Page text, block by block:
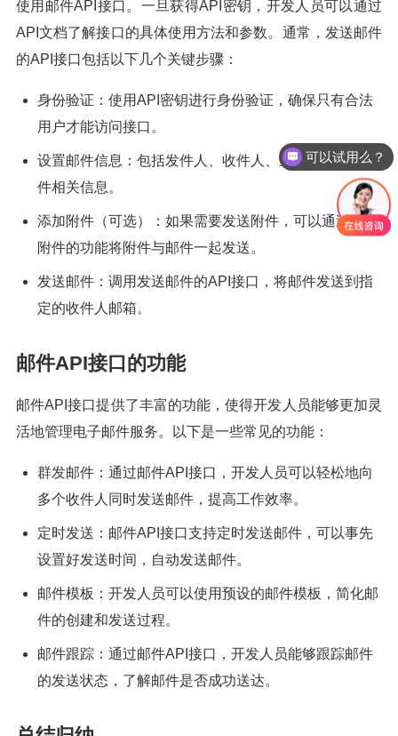
使用邮件API接口。一旦获得API密钥，开发人员可以通过
API文档了解接口的具体使用方法和参数。通常，发送邮件
的API接口包括以下几个关键步骤：
身份验证：使用API密钥进行身份验证，确保只有合法
用户才能访问接口。
设置邮件信息：包括发件人、收件人、主题、正文等邮
件相关信息。
添加附件（可选）：如果需要发送附件，可以通过添加
附件的功能将附件与邮件一起发送。
发送邮件：调用发送邮件的API接口，将邮件发送到指
定的收件人邮箱。
邮件API接口的功能
邮件API接口提供了丰富的功能，使得开发人员能够更加灵
活地管理电子邮件服务。以下是一些常见的功能：
群发邮件：通过邮件API接口，开发人员可以轻松地向
多个收件人同时发送邮件，提高工作效率。
定时发送：邮件API接口支持定时发送邮件，可以事先
设置好发送时间，自动发送邮件。
邮件模板：开发人员可以使用预设的邮件模板，简化邮
件的创建和发送过程。
邮件跟踪：通过邮件API接口，开发人员能够跟踪邮件
的发送状态，了解邮件是否成功送达。
可以试用么？